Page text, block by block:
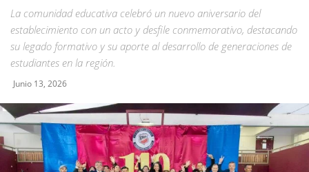
La comunidad educativa celebró un nuevo aniversario del
establecimiento con un acto y desfile conmemorativo, destacando
su legado formativo y su aporte al desarrollo de generaciones de
estudiantes en la región.
Junio 13, 2026